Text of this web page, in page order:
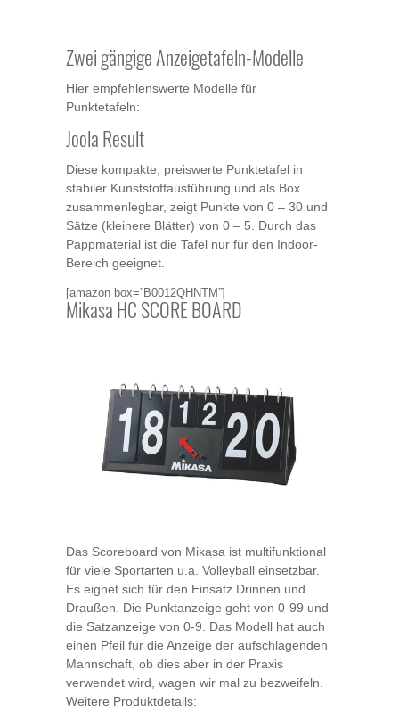
Zwei gängige Anzeigetafeln-­Modelle
Hier empfehlenswerte Modelle für
Punktetafeln:
Joola Result
Diese kompakte, preiswerte Punktetafel in
stabiler Kunststoffausführung und als Box
zusammenlegbar, zeigt Punkte von 0 – 30 und
Sätze (kleinere Blätter) von 0 – 5. Durch das
Pappmaterial ist die Tafel nur für den Indoor-
Bereich geeignet.
[amazon box=”B0012QHNTM”]
Mikasa HC SCORE BOARD
Das Scoreboard von Mikasa ist multifunktional
für viele Sportarten u.a. Volleyball einsetzbar.
Es eignet sich für den Einsatz Drinnen und
Draußen. Die Punktanzeige geht von 0-99 und
die Satzanzeige von 0-9. Das Modell hat auch
einen Pfeil für die Anzeige der aufschlagenden
Mannschaft, ob dies aber in der Praxis
verwendet wird, wagen wir mal zu bezweifeln.
Weitere Produktdetails: